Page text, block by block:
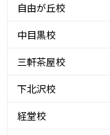
自由が丘校
中目黒校
三軒茶屋校
下北沢校
経堂校